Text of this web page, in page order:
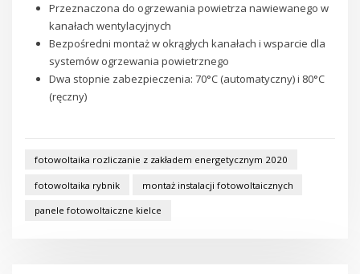
Przeznaczona do ogrzewania powietrza nawiewanego w
kanałach wentylacyjnych
Bezpośredni montaż w okrągłych kanałach i wsparcie dla
systemów ogrzewania powietrznego
Dwa stopnie zabezpieczenia: 70°C (automatyczny) i 80°C
(ręczny)
fotowoltaika rozliczanie z zakładem energetycznym 2020
fotowoltaika rybnik montaż instalacji fotowoltaicznych
panele fotowoltaiczne kielce